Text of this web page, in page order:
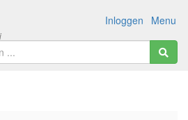
Menu
Inloggen